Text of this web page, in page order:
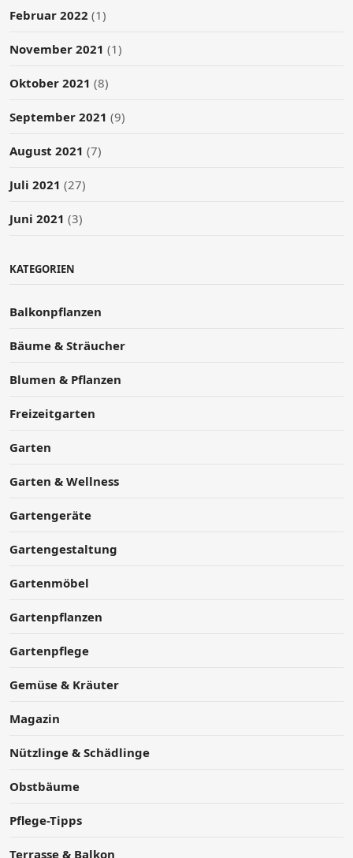
Februar 2022 (1)
November 2021 (1)
Oktober 2021 (8)
September 2021 (9)
August 2021 (7)
Juli 2021 (27)
Juni 2021 (3)
KATEGORIEN
Balkonpflanzen
Bäume & Sträucher
Blumen & Pflanzen
Freizeitgarten
Garten
Garten & Wellness
Gartengeräte
Gartengestaltung
Gartenmöbel
Gartenpflanzen
Gartenpflege
Gemüse & Kräuter
Magazin
Nützlinge & Schädlinge
Obstbäume
Pflege-Tipps
Terrasse & Balkon